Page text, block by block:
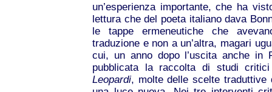
un’esperienza importante, che ha
lettura che del poeta italiano dava
le tappe ermeneutiche che
traduzione e non a un’altra, magari
cui, un anno dopo l’uscita anche in
pubblicata la raccolta di studi critici
Leopardi, molte delle scelte